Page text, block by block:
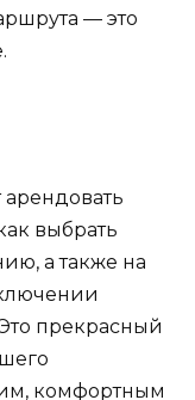
— это
арендовать
выбрать
а также на
прекрасный
комфортным